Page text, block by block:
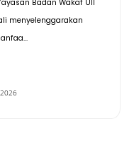
Badan Wakaf UII
menyelenggarakan